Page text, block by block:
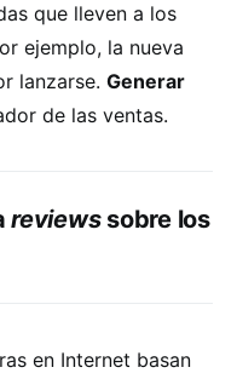
que lleven a los
ejemplo, la nueva
lanzarse. Generar
de las ventas.
reviewssobre los
en Internet basan